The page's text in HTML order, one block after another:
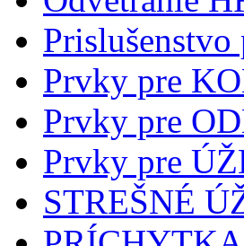
Prvky pre
Prvky pre
Prvky pre
STREŠNÉ